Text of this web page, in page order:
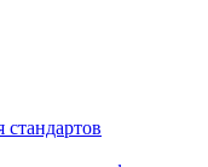
стандартов